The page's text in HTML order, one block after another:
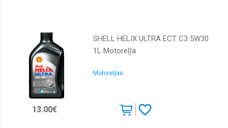
SHELL HELIX ULTRA ECT C3 5W30
1L Motoreļļa
Motoreļļas
13.00€